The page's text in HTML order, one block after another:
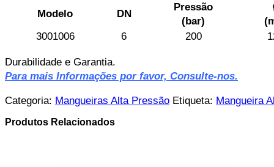
Modelo DN
Pressão
(bar)
3001006
6 200
Durabilidade e Garantia.
Para mais Informações por favor, Consulte-nos.
Categoria: Mangueiras Alta Pressão Etiqueta: Mangueira
Produtos Relacionados